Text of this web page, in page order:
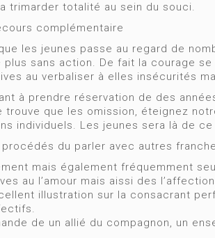
trimarder totalité au sein du souci.
complémentaire
les jeunes passe au regard de
sans action. De fait la courage
au verbaliser à elles insécurités
à prendre réservation de des
trouve que les omission, éteignez
individuels. Les jeunes sera là de
procédés du parler avec autres
mais également fréquemment
au l’amour mais aissi des
illustration sur la consacrant
de un allié du compagnon, un